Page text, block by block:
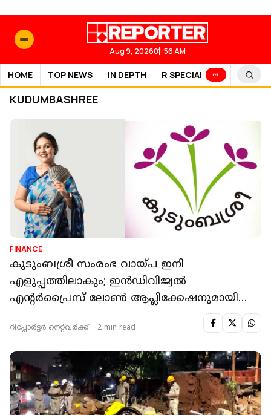
Aug 9, 202601:56 AM
HOME TOP NEWS IN DEPTH R SPECIAL SPORTS
KUDUMBASHREE
FINANCE
കുടുംബശ്രീ സംരംഭ വായ്പ ഇനി
എളുപ്പത്തിലാകും; ഇന്‍ഡിവിജ്വല്‍
എന്റര്‍പ്രൈസ് ലോണ്‍ ആപ്ലിക്കേഷനുമായി
റിപ്പോർട്ടർ നെറ്റ്‌വര്‍ക്ക്‌ 2 min read